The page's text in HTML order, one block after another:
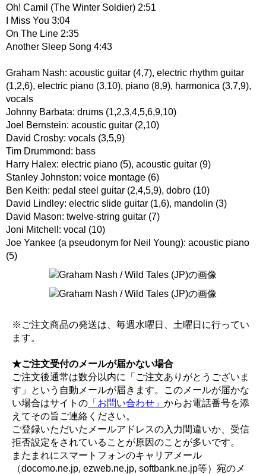
Oh! Camil (The Winter Soldier) 2:51
I Miss You 3:04
On The Line 2:35
Another Sleep Song 4:43
Graham Nash: acoustic guitar (4,7), electric rhythm guitar
(1,2,6), electric piano (3,10), piano (8,9), harmonica (3,7,9),
vocals
Johnny Barbata: drums (1,2,3,4,5,6,9,10)
Joel Bernstein: acoustic guitar (2,10)
David Crosby: vocals (3,5,9)
Tim Drummond: bass
Harry Halex: electric piano (5), acoustic guitar (9)
Stanley Johnston: voice montage (6)
Ben Keith: pedal steel guitar (2,4,5,9), dobro (10)
David Lindley: electric slide guitar (1,6), mandolin (3)
David Mason: twelve-string guitar (7)
Joni Mitchell: vocal (10)
Joe Yankee (a pseudonym for Neil Young): acoustic piano
(5)
※ご注文商品の発送は、毎週水曜日、土曜日に行ってい
ます。
★ご注文受付のメールが届かない場合
ご注文後通常は数分以内に「ご注文ありがとうございま
す」という自動メールが届きます。このメールが届かな
い場合はサイトの 「お問い合わせ」 からお電話番号を添
えてその旨ご連絡ください。
ご登録いただいたメールアドレスの入力間違いか、受信
拒否設定をされていることが原因のことが多いです。
またまれにスマートフォンのキャリアメール
（docomo.ne.jp, ezweb.ne.jp, softbank.ne.jp等）宛のメ